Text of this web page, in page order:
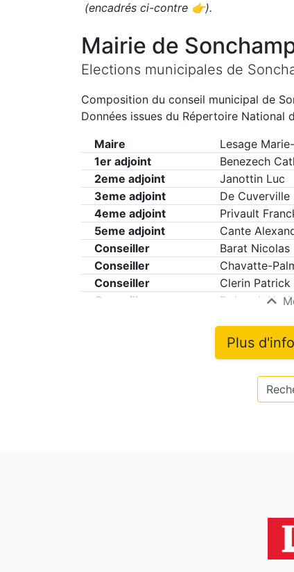
(encadrés ci-contre 👉).
Mairie de
Elections municipales de
Composition du conseil municipal de
Données issues du Répertoire National
Maire
Lesage
1er adjoint
Benezech
2eme adjoint
Janottin Luc
3eme adjoint
De Cuverville
4eme adjoint
Privault
5eme adjoint
Cante
Conseiller
Barat Nicolas
Conseiller
Chavatte-
Conseiller
Clerin Patrick
Conseiller
Dehondt
Plus